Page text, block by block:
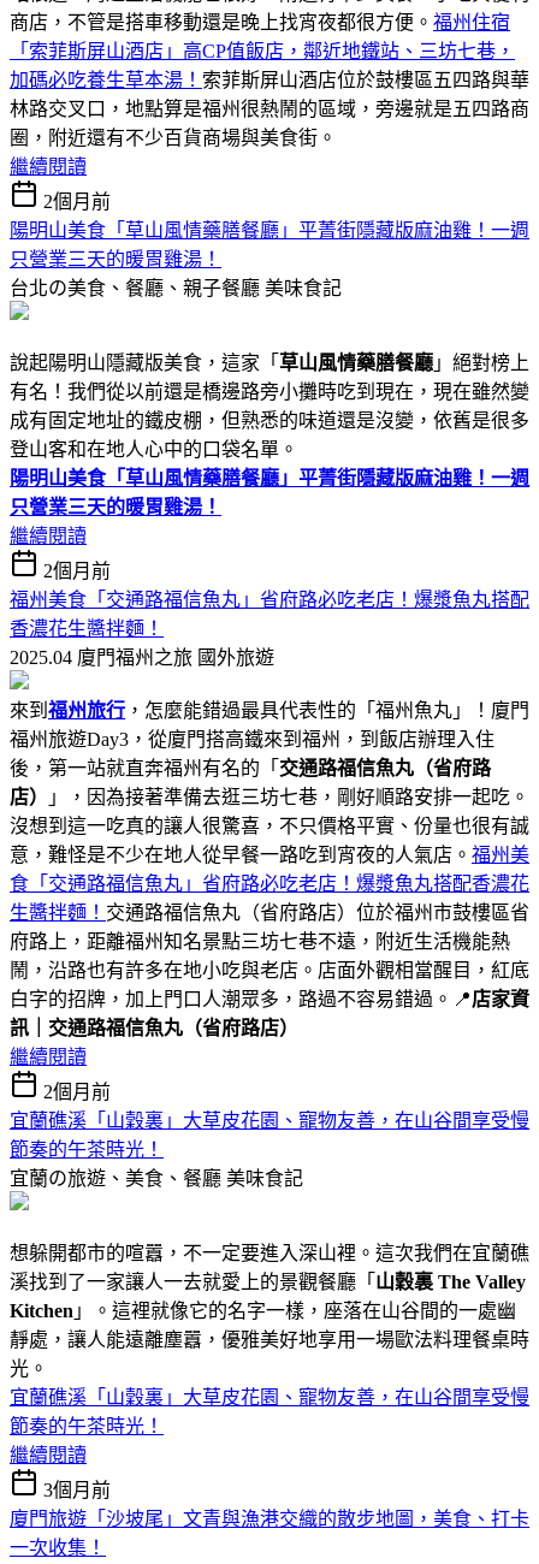
商店，不管是搭車移動還是晚上找宵夜都很方便。 福州住宿
「索菲斯屏山酒店」高CP值飯店，鄰近地鐵站、三坊七巷，
加碼必吃養生草本湯！ 索菲斯屏山酒店位於鼓樓區五四路與華
林路交叉口，地點算是福州很熱鬧的區域，旁邊就是五四路商
圈，附近還有不少百貨商場與美食街。
繼續閱讀
2個月前
陽明山美食「草山風情藥膳餐廳」平菁街隱藏版麻油雞！一週
只營業三天的暖胃雞湯！
台北の美食、餐廳、親子餐廳 美味食記
說起陽明山隱藏版美食，這家「 草山風情藥膳餐廳 」絕對榜上
有名！我們從以前還是橋邊路旁小攤時吃到現在，現在雖然變
成有固定地址的鐵皮棚，但熟悉的味道還是沒變，依舊是很多
登山客和在地人心中的口袋名單。
陽明山美食「草山風情藥膳餐廳」平菁街隱藏版麻油雞！一週
只營業三天的暖胃雞湯！
繼續閱讀
2個月前
福州美食「交通路福信魚丸」省府路必吃老店！爆漿魚丸搭配
香濃花生醬拌麵！
2025.04 廈門福州之旅 國外旅遊
來到 福州旅行 ，怎麼能錯過最具代表性的「福州魚丸」！廈門
福州旅遊Day3，從廈門搭高鐵來到福州，到飯店辦理入住
後，第一站就直奔福州有名的「 交通路福信魚丸（省府路
店）
」，因為接著準備去逛三坊七巷，剛好順路安排一起吃。
沒想到這一吃真的讓人很驚喜，不只價格平實、份量也很有誠
意，難怪是不少在地人從早餐一路吃到宵夜的人氣店。 福州美
食「交通路福信魚丸」省府路必吃老店！爆漿魚丸搭配香濃花
生醬拌麵！ 交通路福信魚丸（省府路店）位於福州市鼓樓區省
府路上，距離福州知名景點三坊七巷不遠，附近生活機能熱
鬧，沿路也有許多在地小吃與老店。店面外觀相當醒目，紅底
白字的招牌，加上門口人潮眾多，路過不容易錯過。📍店家資
訊｜交通路福信魚丸（省府路店）
繼續閱讀
2個月前
宜蘭礁溪「山穀裏」大草皮花園、寵物友善，在山谷間享受慢
節奏的午茶時光！
宜蘭の旅遊、美食、餐廳 美味食記
想躲開都市的喧囂，不一定要進入深山裡。這次我們在宜蘭礁
溪找到了一家讓人一去就愛上的景觀餐廳「 山穀裏 The Valley
Kitchen 」。這裡就像它的名字一樣，座落在山谷間的一處幽
靜處，讓人能遠離塵囂，優雅美好地享用一場歐法料理餐桌時
光。
宜蘭礁溪「山穀裏」大草皮花園、寵物友善，在山谷間享受慢
節奏的午茶時光！
繼續閱讀
3個月前
廈門旅遊「沙坡尾」文青與漁港交織的散步地圖，美食、打卡
一次收集！